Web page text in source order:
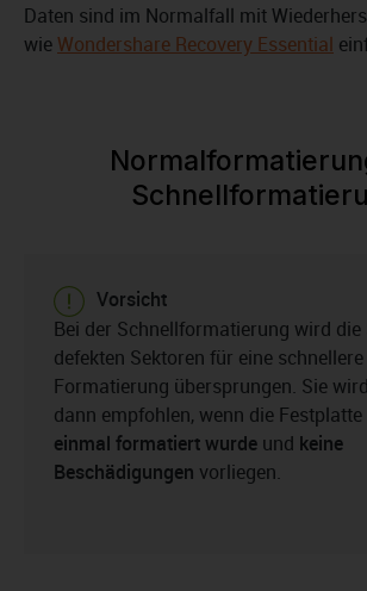
Daten sind im Normalfall mit
wieWondershare Recovery Essential
Vorsicht
Bei der Schnellformatierung wird die
defekten Sektoren für eine schnellere
Formatierung übersprungen. Sie
dann empfohlen, wenn die Festplatte
einmal formatiert wurde und keine
Beschädigungen vorliegen.